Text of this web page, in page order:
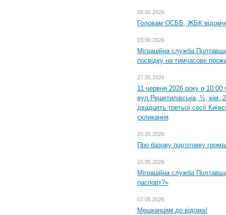
08.06.2026
Головам ОСББ, ЖБК
03.06.2026
Міграційна служба
посвідку на тимчасове
27.05.2026
11 червня 2026 року о 10:00
вул.Решетилівська, ½, кім.
двадцять третьої сесії
скликання
20.05.2026
Про базову підготовку
15.05.2026
Міграційна служба
паспорт?»
07.05.2026
Мешканцям до відома!